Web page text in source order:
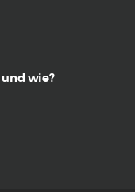
und wie?